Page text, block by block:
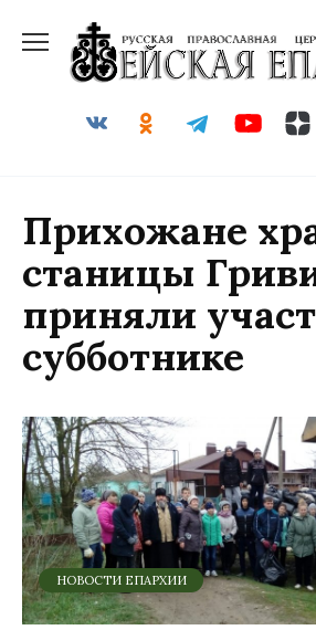
содержанию
Прихожане
станицы
приняли
субботнике
НОВОСТИ ЕПАРХИИ